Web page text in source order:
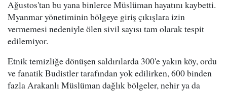
Ağustos'tan bu yana binlerce Müslüman hayatını kaybetti.
Myanmar yönetiminin bölgeye giriş çıkışlara izin
vermemesi nedeniyle ölen sivil sayısı tam olarak tespit
edilemiyor.
Etnik temizliğe dönüşen saldırılarda 300'e yakın köy, ordu
ve fanatik Budistler tarafından yok edilirken, 600 binden
fazla Arakanlı Müslüman dağlık bölgeler, nehir ya da